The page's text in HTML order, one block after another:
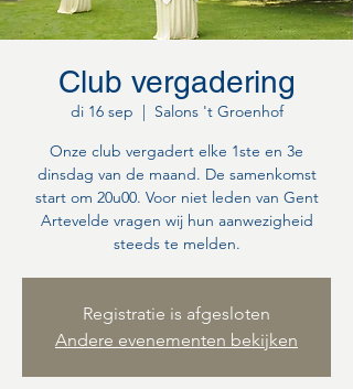
Club vergadering
di 16 sep
  |
Salons 't Groenhof
Onze club vergadert elke 1ste en 3e
dinsdag van de maand. De samenkomst
start om 20u00. Voor niet leden van Gent
Artevelde vragen wij hun aanwezigheid
steeds te melden.
Registratie is afgesloten
Andere evenementen bekijken